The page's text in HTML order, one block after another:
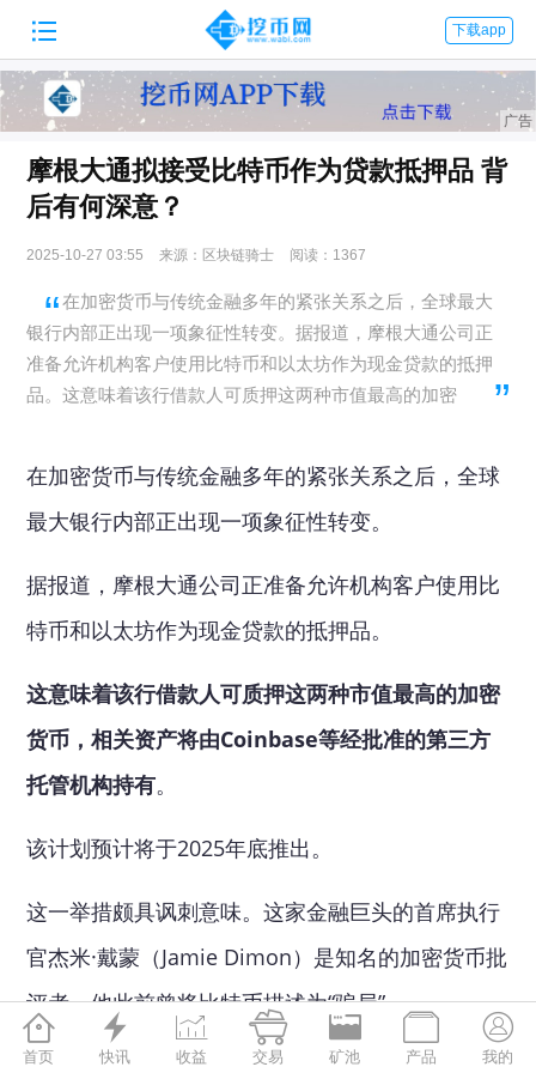
 下载app
摩根大通拟接受比特币作为贷款抵押品 背
后有何深意？
2025-10-27 03:55 来源：区块链骑士 阅读：1367
在加密货币与传统金融多年的紧张关系之后，全球最大
银行内部正出现一项象征性转变。据报道，摩根大通公司正
准备允许机构客户使用比特币和以太坊作为现金贷款的抵押
品。这意味着该行借款人可质押这两种市值最高的加密
在加密货币与传统金融多年的紧张关系之后，全球
最大银行内部正出现一项象征性转变。
据报道，摩根大通公司正准备允许机构客户使用比
特币和以太坊作为现金贷款的抵押品。
这意味着该行借款人可质押这两种市值最高的加密
货币，相关资产将由Coinbase等经批准的第三方
托管机构持有。
该计划预计将于2025年底推出。
这一举措颇具讽刺意味。这家金融巨头的首席执行
官杰米·戴蒙（Jamie Dimon）是知名的加密货币批
评者，他此前曾将比特币描述为“骗局”。
但加密货币这一新兴行业的需求不断增长，迫使他

首页

快讯

收益

交易

矿池

产品

我的